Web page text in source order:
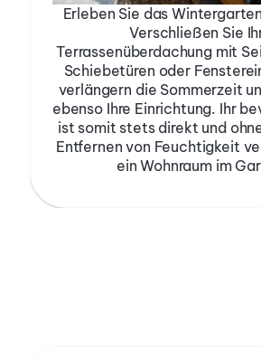
Erleben Sie das
Verschließen Sie
Terrassenüberdachung mit
Schiebetüren oder
verlängern die Sommerzeit
ebenso Ihre Einrichtung. Ihr
ist somit stets direkt und
Entfernen von Feuchtigkeit
ein Wohnraum im